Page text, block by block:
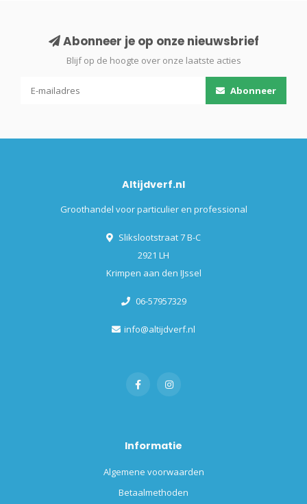
Abonneer je op onze nieuwsbrief
Blijf op de hoogte over onze laatste acties
Abonneer
Altijdverf.nl
Groothandel voor particulier en professional
Slikslootstraat 7 B-C
2921 LH
Krimpen aan den IJssel
06-57957329
info@altijdverf.nl
Informatie
Algemene voorwaarden
Betaalmethoden